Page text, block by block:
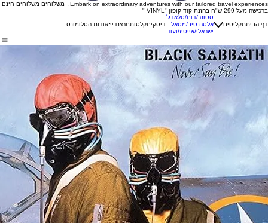
Embark on extraordinary adventures with our tailored travel experiences, משלוחים משלוחים חינם
ברכישה מעל 299 ש"ח בהזנת קוד קופון "VINYL "
דף הביתתקליטים
סטונר/דום/סלאדג׳
אלטרנטיב/מטאל
ישראלי/אייטיז/ועוד
דיסקיםקלטותמרצנדייזאודות הסלומונס